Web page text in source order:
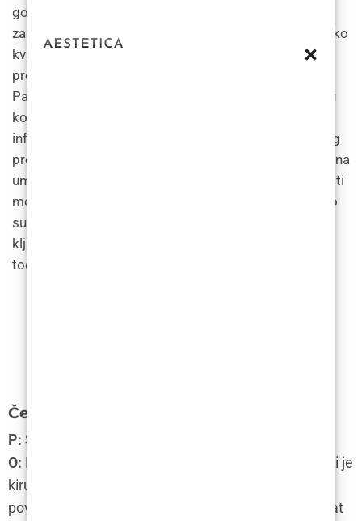
govore o pozitivnim iskustvima i visokom stupnju
zadovoljstva. Tim klinike sastavljen od iskusnih i visoko
kvalificiranih kirurga, kao i njihovi najsuvremeniji
prostori i oprema, doprinose njihovom uspjehu.
Pacijenti također cijene personaliziranu njegu i pažnju
koju dobivaju, a članovi osoblja pružaju detaljne
informacije o postupku i nude podršku tijekom cijelog
procesa oporavka. Međutim, pacijenti bi trebali imati na
umu da cijene za povećanje brade presađivanjem kosti
mogu varirati ovisno o različitim čimbenicima kao što
su opseg liječenja, lokacija i iskustvo kirurga, te je
ključno konzultirati se s klinikom kako bi se dobila
točna citat.
Često postavljena pitanja
P: Što je povećanje brade presađivanjem kosti?
O: Povećanje brade presađivanjem kosti kozmetički je
kirurški zahvat koji uključuje preoblikovanje i
povećanje brade pomoću presađivanja kosti. Zahvat